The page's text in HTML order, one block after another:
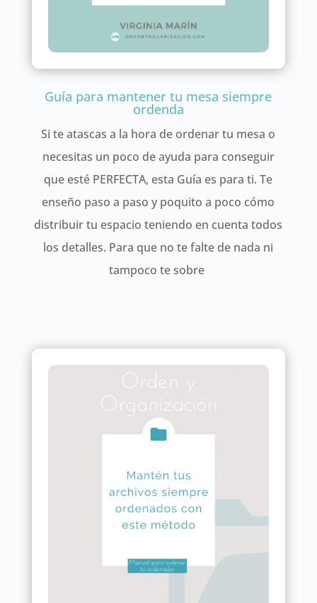
Guía para mantener tu mesa siempre
ordenda
Si te atascas a la hora de ordenar tu mesa o
necesitas un poco de ayuda para conseguir
que esté PERFECTA, esta Guía es para ti. Te
enseño paso a paso y poquito a poco cómo
distribuir tu espacio teniendo en cuenta todos
los detalles. Para que no te falte de nada ni
tampoco te sobre